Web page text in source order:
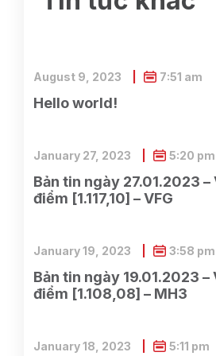
Hello world!
August 9, 2023 7:51 am
Bản tin ngày 27.01.2023
điểm [1.117,10] – VFG
January 27, 2023 5:20 pm
Bản tin ngày 19.01.2023
điểm [1.108,08] – MH3
January 19, 2023 3:58 pm
January 18, 2023 5:11 pm